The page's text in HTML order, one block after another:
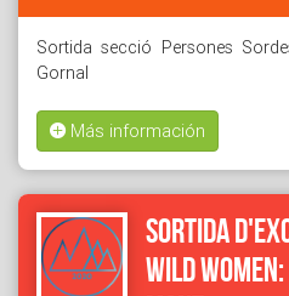
Sortida secció Persones
Gornal
Más información
Sortida
Wild